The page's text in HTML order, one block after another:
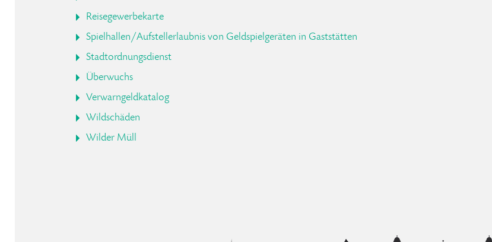
Reisegewerbekarte
Spielhallen/Aufstellerlaubnis von Geldspielgeräten in Gaststätten
Stadtordnungsdienst
Überwuchs
Verwarngeldkatalog
Wildschäden
Wilder Müll